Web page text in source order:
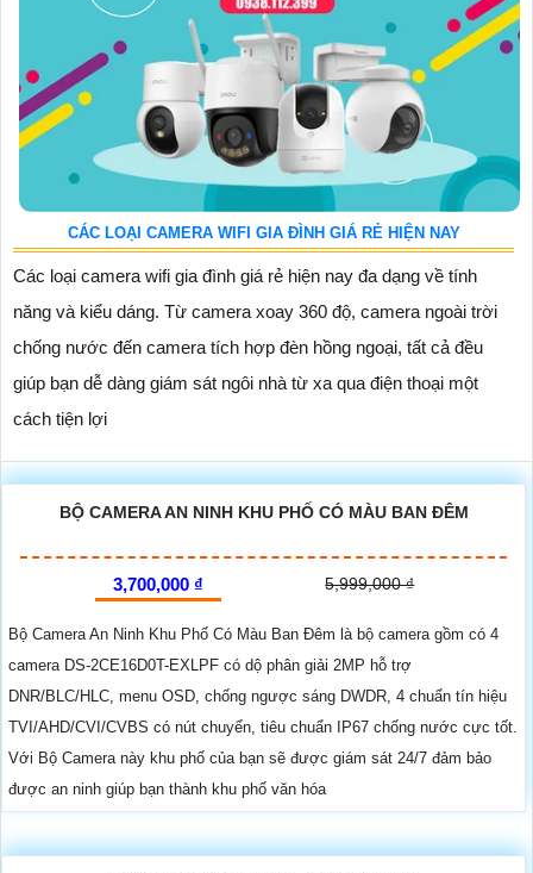
CÁC LOẠI CAMERA WIFI GIA ĐÌNH GIÁ RẺ HIỆN NAY
Các loại camera wifi gia đình giá rẻ hiện nay đa dạng về tính
năng và kiểu dáng. Từ camera xoay 360 độ, camera ngoài trời
chống nước đến camera tích hợp đèn hồng ngoại, tất cả đều
giúp bạn dễ dàng giám sát ngôi nhà từ xa qua điện thoại một
cách tiện lợi
BỘ CAMERA AN NINH KHU PHỐ CÓ MÀU BAN ĐÊM
3,700,000 ₫ 5,999,000 ₫
Bộ Camera An Ninh Khu Phố Có Màu Ban Đêm là bộ camera gồm có 4
camera DS-2CE16D0T-EXLPF có dộ phân giải 2MP hỗ trợ
DNR/BLC/HLC, menu OSD, chống ngược sáng DWDR, 4 chuẩn tín hiệu
TVI/AHD/CVI/CVBS có nút chuyển, tiêu chuẩn IP67 chống nước cực tốt.
Với Bộ Camera này khu phố của bạn sẽ được giám sát 24/7 đảm bảo
được an ninh giúp bạn thành khu phố văn hóa